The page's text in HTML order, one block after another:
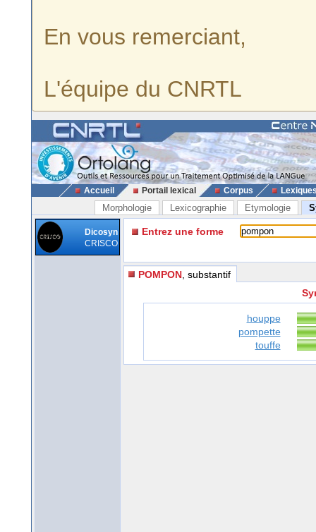
En vous remerciant,
L'équipe du CNRTL
Accueil Portail lexical Corpus
Morphologie Lexicographie Etymologie
Dicosyn
CRISCO
Entrez une forme
POMPON , substantif
houppe
pompette
touffe